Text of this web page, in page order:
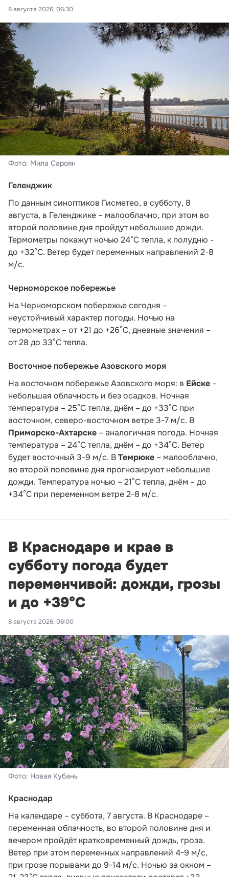
8 августа 2026, 06:30
Фото: Мила Сароян
Геленджик
По данным синоптиков Гисметео, в субботу, 8
августа, в Геленджике – малооблачно, при этом во
второй половине дня пройдут небольшие дожди.
Термометры покажут ночью 24°C тепла, к полудню -
до +32°C. Ветер будет переменных направлений 2-8
м/с.
Черноморское побережье
На Черноморском побережье сегодня –
неустойчивый характер погоды. Ночью на
термометрах – от +21 до +26°С, дневные значения –
от 28 до 33°С тепла.
Восточное побережье Азовского моря
На восточном побережье Азовского моря: в Ейске –
небольшая облачность и без осадков. Ночная
температура – 25°С тепла, днём – до +33°С при
восточном, северо-восточном ветре 3-7 м/с. В
Приморско-Ахтарске – аналогичная погода. Ночная
температура – 24°С тепла, днём – до +34°С. Ветер
будет восточный 3-9 м/с. ВТемрюке – малооблачно,
во второй половине дня прогнозируют небольшие
дожди. Температура ночью – 21°С тепла, днём – до
+34°С при переменном ветре 2-8 м/с.
В Краснодаре и крае в
субботу погода будет
переменчивой: дожди, грозы
и до +39°С
8 августа 2026, 06:00
Фото: Новая Кубань
Краснодар
На календаре – суббота, 7 августа. В Краснодаре –
переменная облачность, во второй половине дня и
вечером пройдёт кратковременный дождь, гроза.
Ветер при этом переменных направлений 4-9 м/с,
при грозе порывами до 9-14 м/с. Ночью за окном –